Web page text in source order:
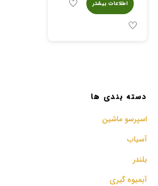
اطلاعات بیشتر
دسته بندی ها
اسپرسو‌ ماشین
آسیاب
بلندر
آبمیوه گیری